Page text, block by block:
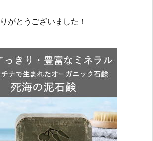
がとうございました！